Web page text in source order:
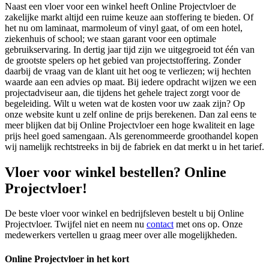
Naast een vloer voor een winkel heeft Online Projectvloer de
zakelijke markt altijd een ruime keuze aan stoffering te bieden. Of
het nu om laminaat, marmoleum of vinyl gaat, of om een hotel,
ziekenhuis of school; we staan garant voor een optimale
gebruikservaring. In dertig jaar tijd zijn we uitgegroeid tot één van
de grootste spelers op het gebied van projectstoffering. Zonder
daarbij de vraag van de klant uit het oog te verliezen; wij hechten
waarde aan een advies op maat. Bij iedere opdracht wijzen we een
projectadviseur aan, die tijdens het gehele traject zorgt voor de
begeleiding. Wilt u weten wat de kosten voor uw zaak zijn? Op
onze website kunt u zelf online de prijs berekenen. Dan zal eens te
meer blijken dat bij Online Projectvloer een hoge kwaliteit en lage
prijs heel goed samengaan. Als gerenommeerde groothandel kopen
wij namelijk rechtstreeks in bij de fabriek en dat merkt u in het tarief.
Vloer voor winkel bestellen? Online
Projectvloer!
De beste vloer voor winkel en bedrijfsleven bestelt u bij Online
Projectvloer. Twijfel niet en neem nu contactmet ons op. Onze
medewerkers vertellen u graag meer over alle mogelijkheden.
Online Projectvloer in het kort